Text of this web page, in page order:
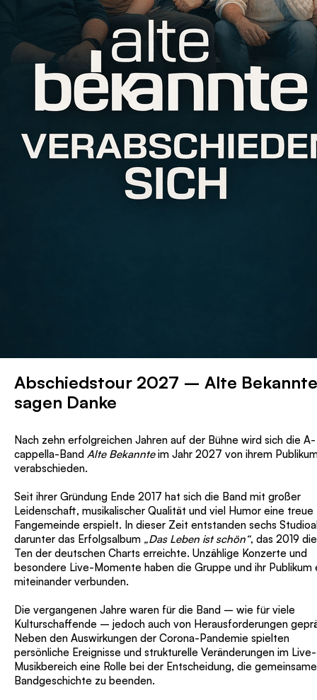
Abschiedstour 2027 – Alte Bekannte
sagen Danke
Nach zehn erfolgreichen Jahren auf der Bühne wird sich die A-
cappella-Band Alte Bekannteim Jahr 2027 von ihrem
verabschieden.
Seit ihrer Gründung Ende 2017 hat sich die Band mit großer
Leidenschaft, musikalischer Qualität und viel Humor eine treue
Fangemeinde erspielt. In dieser Zeit entstanden sechs
darunter das Erfolgsalbum „Das Leben ist schön“, das 2019
Ten der deutschen Charts erreichte. Unzählige Konzerte und
besondere Live-Momente haben die Gruppe und ihr Publikum
miteinander verbunden.
Die vergangenen Jahre waren für die Band – wie für viele
Kulturschaffende – jedoch auch von Herausforderungen
Neben den Auswirkungen der Corona-Pandemie spielten
persönliche Ereignisse und strukturelle Veränderungen im Live-
Musikbereich eine Rolle bei der Entscheidung, die gemeinsame
Bandgeschichte zu beenden.